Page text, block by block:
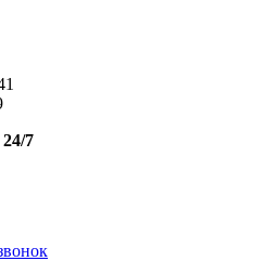
24/7